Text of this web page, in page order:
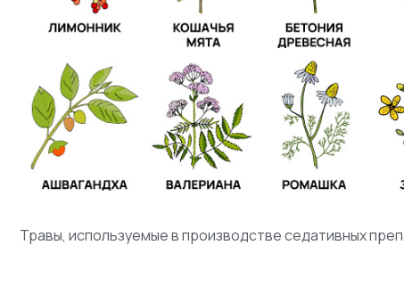
Травы, используемые в производстве седативных